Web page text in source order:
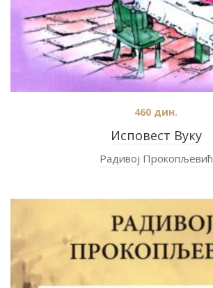
Исповест Вуку
460 дин.
Радивој Прокопљевић